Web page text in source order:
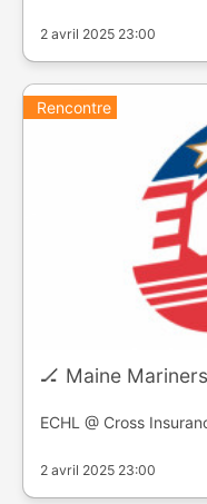
2 avril 2025 23:00
Rencontre
🏒 Maine
ECHL @ Cross
2 avril 2025 23:00